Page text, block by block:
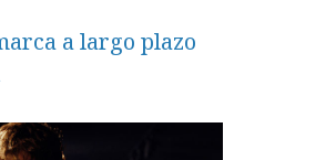
a largo plazo